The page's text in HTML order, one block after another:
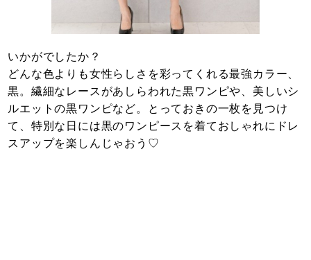
いかがでしたか？
どんな色よりも女性らしさを彩ってくれる最強カラー、
黒。繊細なレースがあしらわれた黒ワンピや、美しいシ
ルエットの黒ワンピなど。とっておきの一枚を見つけ
て、特別な日には黒のワンピースを着ておしゃれにドレ
スアップを楽しんじゃおう♡